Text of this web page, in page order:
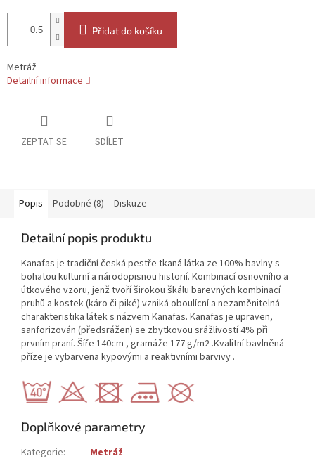
Přidat do košíku
Metráž
Detailní informace
ZEPTAT SE SDÍLET
Popis Podobné (8) Diskuze
Detailní popis produktu
Kanafas je tradiční česká pestře tkaná látka ze 100% bavlny s
bohatou kulturní a národopisnou historií. Kombinací osnovního a
útkového vzoru, jenž tvoří širokou škálu barevných kombinací
pruhů a kostek (káro či piké) vzniká oboulícní a nezaměnitelná
charakteristika látek s názvem Kanafas. Kanafas je upraven,
sanforizován (předsrážen) se zbytkovou srážlivostí 4% při
prvním praní. Šíře 140cm , gramáže 177 g/m2 .Kvalitní bavlněná
příze je vybarvena kypovými a reaktivními barvivy .
Doplňkové parametry
Kategorie:
Metráž